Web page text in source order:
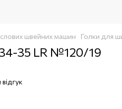
швейних машин Голки для
35 LR №120/19